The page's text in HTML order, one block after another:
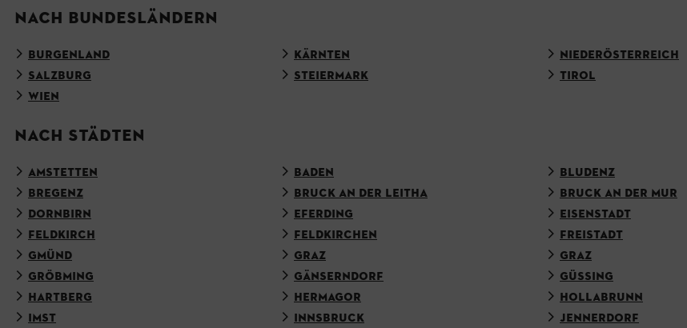
NACH BUNDESLÄNDERN
BURGENLAND KÄRNTEN NIEDERÖSTERREICH
SALZBURG
STEIERMARK TIROL
WIEN
NACH STÄDTEN
AMSTETTEN BADEN BLUDENZ
BREGENZ
BRUCK AN DER LEITHA BRUCK AN DER MUR
DORNBIRN
EFERDING EISENSTADT
FELDKIRCH
FELDKIRCHEN FREISTADT
GMÜND
GRAZ GRAZ
GRÖBMING
GÄNSERNDORF GÜSSING
HARTBERG
HERMAGOR HOLLABRUNN
IMST
INNSBRUCK JENNERDORF